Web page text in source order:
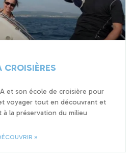
CROISIÈRES
et son école de croisière pour
voyager tout en découvrant et
à la préservation du milieu
»